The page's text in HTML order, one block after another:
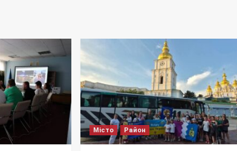
Місто Район